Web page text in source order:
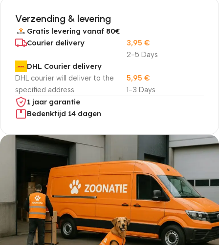
Verzending & levering
Gratis levering vanaf 80€
Courier delivery
2-5 Days
3,95 €
DHL Courier delivery
DHL courier will deliver to the
specified address
1-3 Days
5,95 €
1 jaar garantie
Bedenktijd 14 dagen